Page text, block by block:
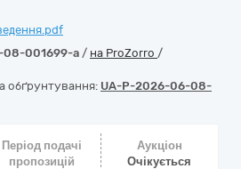
08-001699-a / на ProZorro /
обґрунтування: UA-P-2026-06-08-
Період подачі
пропозицій
Аукціон
Очікується